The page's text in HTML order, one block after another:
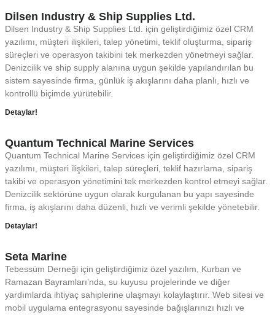
Dilsen Industry & Ship Supplies Ltd.
Dilsen Industry & Ship Supplies Ltd. için geliştirdiğimiz özel CRM
yazılımı, müşteri ilişkileri, talep yönetimi, teklif oluşturma, sipariş
süreçleri ve operasyon takibini tek merkezden yönetmeyi sağlar.
Denizcilik ve ship supply alanına uygun şekilde yapılandırılan bu
sistem sayesinde firma, günlük iş akışlarını daha planlı, hızlı ve
kontrollü biçimde yürütebilir.
Detaylar!
Quantum Technical Marine Services
Quantum Technical Marine Services için geliştirdiğimiz özel CRM
yazılımı, müşteri ilişkileri, talep süreçleri, teklif hazırlama, sipariş
takibi ve operasyon yönetimini tek merkezden kontrol etmeyi sağlar.
Denizcilik sektörüne uygun olarak kurgulanan bu yapı sayesinde
firma, iş akışlarını daha düzenli, hızlı ve verimli şekilde yönetebilir.
Detaylar!
Seta Marine
Tebessüm Derneği için geliştirdiğimiz özel yazılım, Kurban ve
Ramazan Bayramları’nda, su kuyusu projelerinde ve diğer
yardımlarda ihtiyaç sahiplerine ulaşmayı kolaylaştırır. Web sitesi ve
mobil uygulama entegrasyonu sayesinde bağışlarınızı hızlı ve